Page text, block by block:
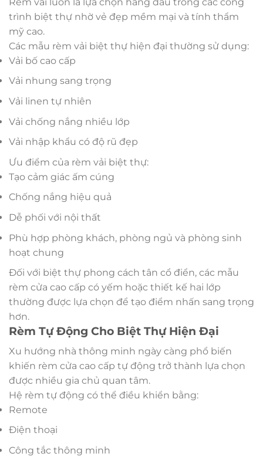
trình biệt thự nhờ vẻ đẹp mềm mại và tính thẩm
mỹ cao.
Các mẫu rèm vải biệt thự hiện đại thường sử dụng:
Vải bố cao cấp
Vải nhung sang trọng
Vải linen tự nhiên
Vải chống nắng nhiều lớp
Vải nhập khẩu có độ rũ đẹp
Ưu điểm của rèm vải biệt thự:
Tạo cảm giác ấm cúng
Chống nắng hiệu quả
Dễ phối với nội thất
Phù hợp phòng khách, phòng ngủ và phòng sinh
hoạt chung
Đối với biệt thự phong cách tân cổ điển, các mẫu
rèm cửa cao cấp có yếm hoặc thiết kế hai lớp
thường được lựa chọn để tạo điểm nhấn sang trọng
hơn.
Rèm Tự Động Cho Biệt Thự Hiện Đại
Xu hướng nhà thông minh ngày càng phổ biến
khiến rèm cửa cao cấp tự động trở thành lựa chọn
được nhiều gia chủ quan tâm.
Hệ rèm tự động có thể điều khiển bằng:
Remote
Điện thoại
Công tắc thông minh